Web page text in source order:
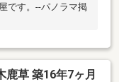
です。--パノラマ掲
鹿草 築16年7ヶ月